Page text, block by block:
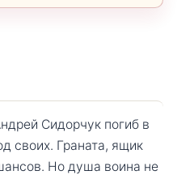
Сидорчук погиб в
своих. Граната, ящик
Но душа воина не